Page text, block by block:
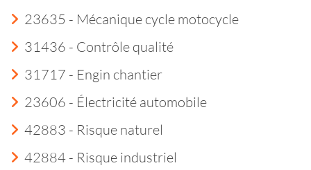
23635 - Mécanique cycle motocycle
31436 - Contrôle qualité
31717 - Engin chantier
23606 - Électricité automobile
42883 - Risque naturel
42884 - Risque industriel